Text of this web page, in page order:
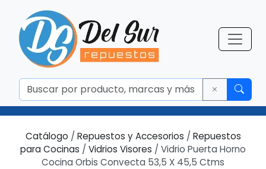
Catálogo / Repuestos y Accesorios / Repuestos
para Cocinas / Vidrios Visores / Vidrio Puerta Horno
Cocina Orbis Convecta 53,5 X 45,5 Ctms